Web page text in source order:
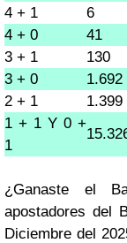
4 + 1
6
4 + 0
41
3 + 1
130
3 + 0
1.692
2 + 1
1.399
1 + 1 Y 0 +
1
¿Ganaste el
apostadores del
Diciembre del